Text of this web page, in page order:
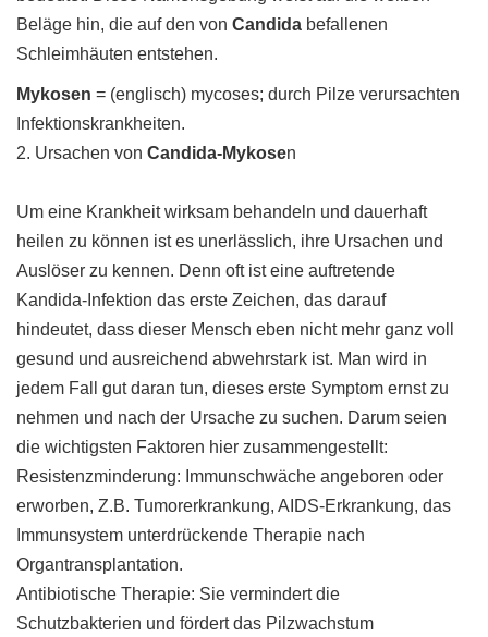
Beläge hin, die auf den von Candida befallenen
Schleimhäuten entstehen.
Mykosen = (englisch) mycoses; durch Pilze verursachten
Infektionskrankheiten.
2. Ursachen von Candida-Mykosen
Um eine Krankheit wirksam behandeln und dauerhaft
heilen zu können ist es unerlässlich, ihre Ursachen und
Auslöser zu kennen. Denn oft ist eine auftretende
Kandida-Infektion das erste Zeichen, das darauf
hindeutet, dass dieser Mensch eben nicht mehr ganz voll
gesund und ausreichend abwehrstark ist. Man wird in
jedem Fall gut daran tun, dieses erste Symptom ernst zu
nehmen und nach der Ursache zu suchen. Darum seien
die wichtigsten Faktoren hier zusammengestellt:
Resistenzminderung: Immunschwäche angeboren oder
erworben, Z.B. Tumorerkrankung, AIDS-Erkrankung, das
Immunsystem unterdrückende Therapie nach
Organtransplantation.
Antibiotische Therapie: Sie vermindert die
Schutzbakterien und fördert das Pilzwachstum